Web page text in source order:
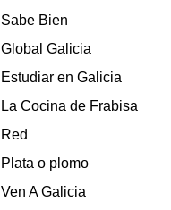
Sabe Bien
Global Galicia
Estudiar en Galicia
La Cocina de Frabisa
Red
Plata o plomo
Ven A Galicia